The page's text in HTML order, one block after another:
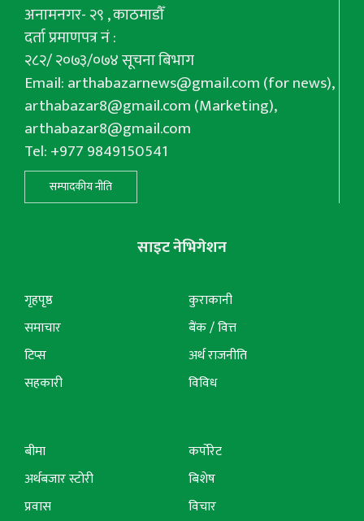
अनामनगर- २९ , काठमाडौँ
दर्ता प्रमाणपत्र नं :
२८२/ २०७३/०७४ सूचना बिभाग
Email:arthabazarnews@gmail.com(for news),
arthabazar8@gmail.com(Marketing),
arthabazar8@gmail.com
Tel: +977 9849150541
सम्पादकीय नीति
साइट नेभिगेशन
गृहपृष्ठ
समाचार
टिप्स
सहकारी
कुराकानी
बैंक / वित्त
अर्थ राजनीति
विविध
बीमा
अर्थबजार स्टोरी
प्रवास
कर्पोरेट
बिशेष
विचार